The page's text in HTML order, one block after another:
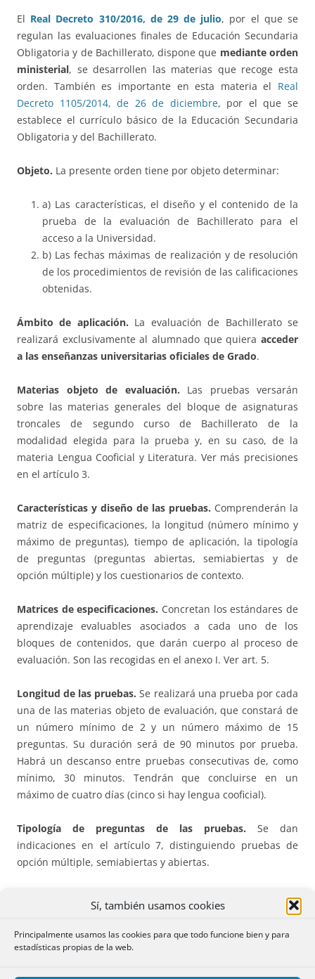
Sí, también usamos cookies
Principalmente usamos las cookies para que todo funcione bien y para
estadísticas propias de la web.
El Real Decreto 310/2016, de 29 de julio, por el que se
regulan las evaluaciones finales de Educación Secundaria
Obligatoria y de Bachillerato, dispone que mediante orden
ministerial, se desarrollen las materias que recoge esta
orden. También es importante en esta materia el Real
Decreto 1105/2014, de 26 de diciembre, por el que se
establece el currículo básico de la Educación Secundaria
Obligatoria y del Bachillerato.
Objeto. La presente orden tiene por objeto determinar:
a) Las características, el diseño y el contenido de la
prueba de la evaluación de Bachillerato para el
acceso a la Universidad.
b) Las fechas máximas de realización y de resolución
de los procedimientos de revisión de las calificaciones
obtenidas.
Ámbito de aplicación. La evaluación de Bachillerato se
realizará exclusivamente al alumnado que quiera acceder
a las enseñanzas universitarias oficiales de Grado.
Materias objeto de evaluación. Las pruebas versarán
sobre las materias generales del bloque de asignaturas
troncales de segundo curso de Bachillerato de la
modalidad elegida para la prueba y, en su caso, de la
materia Lengua Cooficial y Literatura. Ver más precisiones
en el artículo 3.
Características y diseño de las pruebas. Comprenderán la
matriz de especificaciones, la longitud (número mínimo y
máximo de preguntas), tiempo de aplicación, la tipología
de preguntas (preguntas abiertas, semiabiertas y de
opción múltiple) y los cuestionarios de contexto.
Matrices de especificaciones. Concretan los estándares de
aprendizaje evaluables asociados a cada uno de los
bloques de contenidos, que darán cuerpo al proceso de
evaluación. Son las recogidas en el anexo I. Ver art. 5.
Longitud de las pruebas. Se realizará una prueba por cada
una de las materias objeto de evaluación, que constará de
un número mínimo de 2 y un número máximo de 15
preguntas. Su duración será de 90 minutos por prueba.
Habrá un descanso entre pruebas consecutivas de, como
mínimo, 30 minutos. Tendrán que concluirse en un
máximo de cuatro días (cinco si hay lengua cooficial).
Tipología de preguntas de las pruebas. Se dan
indicaciones en el artículo 7, distinguiendo pruebas de
opción múltiple, semiabiertas y abiertas.
Al menos el 70 % de la
calificación de cada prueba deberá obtenerse a través de
la evaluación de estándares de aprendizaje seleccionados
entre los definidos en la matriz de especificaciones de la